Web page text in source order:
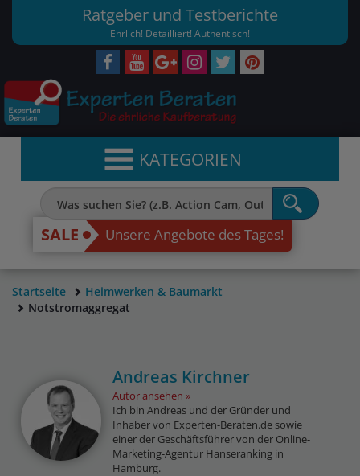
Ratgeber und Testberichte
Ehrlich! Detailliert! Authentisch!
KATEGORIEN
SALE Unsere Angebote des Tages!
Startseite
Heimwerken & Baumarkt
Notstromaggregat
Andreas Kirchner
Autor ansehen
Ich bin Andreas und der Gründer und
Inhaber von Experten-Beraten.de sowie
einer der Geschäftsführer von der Online-
Marketing-Agentur Hanseranking in
Hamburg.